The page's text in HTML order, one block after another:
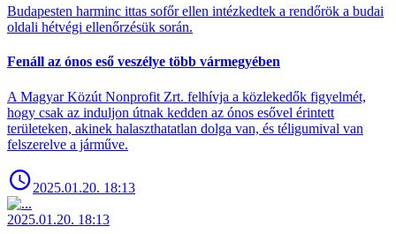
Budapesten harminc ittas sofőr ellen intézkedtek a rendőrök a budai
oldali hétvégi ellenőrzésük során.
Fenáll az ónos eső veszélye több vármegyében
A Magyar Közút Nonprofit Zrt. felhívja a közlekedők figyelmét,
hogy csak az induljon útnak kedden az ónos esővel érintett
területeken, akinek halaszthatatlan dolga van, és téligumival van
felszerelve a járműve.
2025.01.20. 18:13
2025.01.20. 18:13